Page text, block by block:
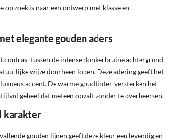
zoek is naar een ontwerp met klasse en
elegante gouden aders
contrast tussen de intense donkerbruine achtergrond
wijze doorheen lopen. Deze adering geeft het
accent. De warme goudtinten versterken het
geheel dat meteen opvalt zonder te overheersen.
karakter
gouden lijnen geeft deze kleur een levendig en